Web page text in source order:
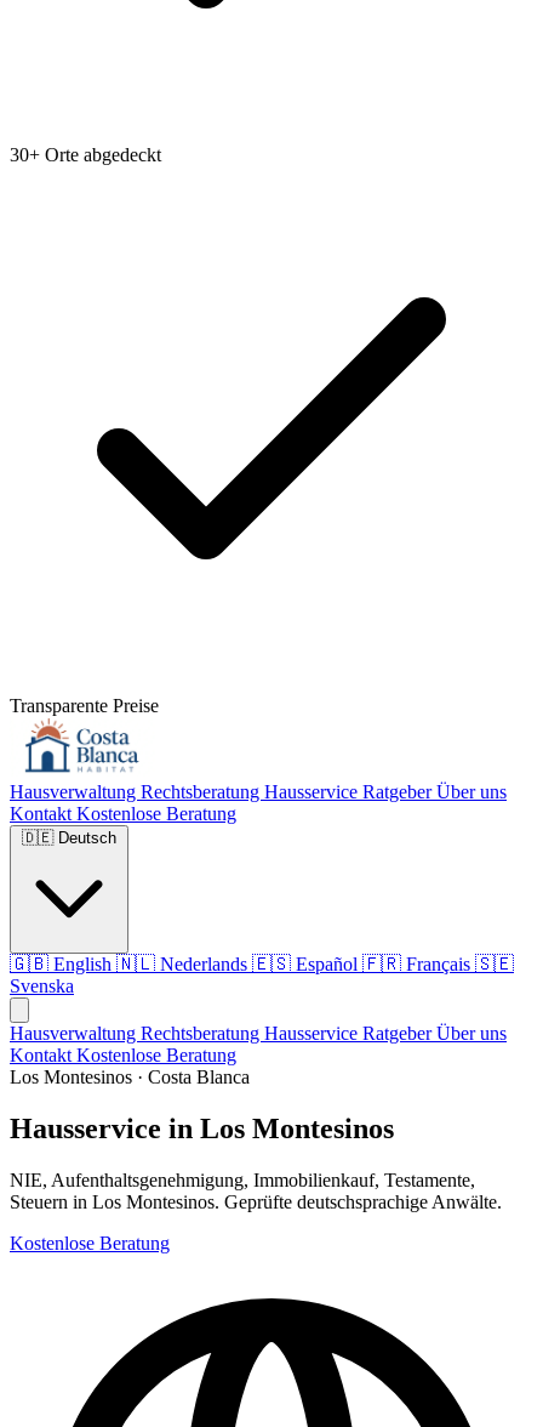
30+ Orte abgedeckt
Transparente Preise
Hausverwaltung Rechtsberatung Hausservice RatgeberÜber uns
Kontakt Kostenlose Beratung
🇩🇪 Deutsch
🇬🇧 English 🇳🇱 Nederlands 🇪🇸 Español 🇫🇷 Français 🇸🇪
Svenska
Hausverwaltung Rechtsberatung Hausservice RatgeberÜber uns
Kontakt Kostenlose Beratung
Los Montesinos · Costa Blanca
Hausservice in Los Montesinos
NIE, Aufenthaltsgenehmigung, Immobilienkauf, Testamente,
Steuern in Los Montesinos. Geprüfte deutschsprachige Anwälte.
Kostenlose Beratung